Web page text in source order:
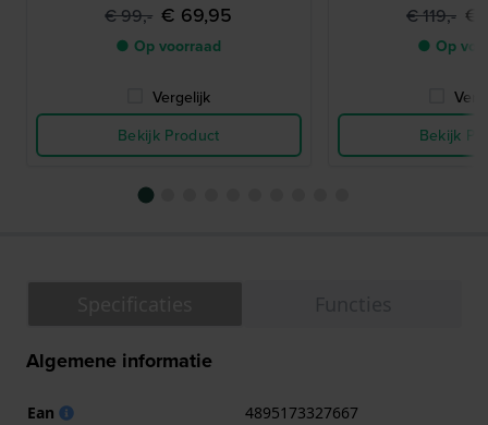
€ 99,- € 69,95
● Op voorraad
Vergelijk
Bekijk Product
€ 119,- €
● Op
Bekijk
Algemene informatie
Ean
4895173327667